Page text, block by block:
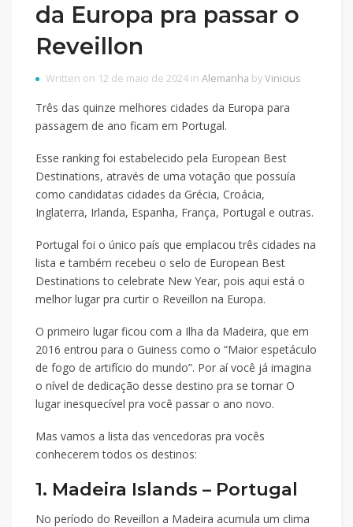
da Europa pra passar o
Reveillon
Written on 12 de maio de 2024 in Alemanha byVinicius
Três das quinze melhores cidades da Europa para
passagem de ano ficam em Portugal.
Esse ranking foi estabelecido pela European Best
Destinations, através de uma votação que possuía
como candidatas cidades da Grécia, Croácia,
Inglaterra, Irlanda, Espanha, França, Portugal e outras.
Portugal foi o único país que emplacou três cidades na
lista e também recebeu o selo de European Best
Destinations to celebrate New Year, pois aqui está o
melhor lugar pra curtir o Reveillon na Europa.
O primeiro lugar ficou com a Ilha da Madeira, que em
2016 entrou para o Guiness como o “Maior espetáculo
de fogo de artifício do mundo”. Por aí você já imagina
o nível de dedicação desse destino pra se tornar O
lugar inesquecível pra você passar o ano novo.
Mas vamos a lista das vencedoras pra vocês
conhecerem todos os destinos:
1. Madeira Islands – Portugal
No período do Reveillon a Madeira acumula um clima